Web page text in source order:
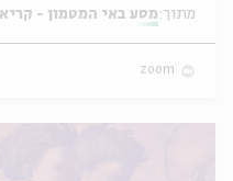
מתוך: מסע באי המטמון -
zoom